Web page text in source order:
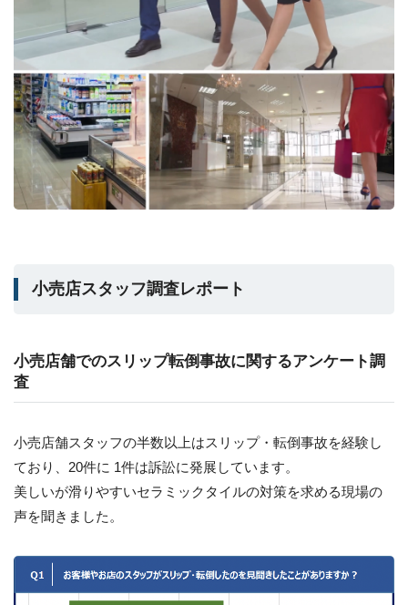
小売店スタッフ調査レポート
小売店舗でのスリップ転倒事故に関するアンケート調
査
小売店舗スタッフの半数以上はスリップ・転倒事故を経験し
ており、20件に 1件は訴訟に発展しています。
美しいが滑りやすいセラミックタイルの対策を求める現場の
声を聞きました。